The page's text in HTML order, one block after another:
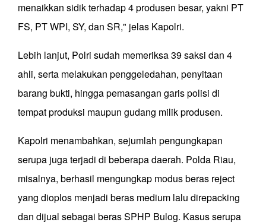
menaikkan sidik terhadap 4 produsen besar, yakni PT
FS, PT WPI, SY, dan SR," jelas Kapolri.
Lebih lanjut, Polri sudah memeriksa 39 saksi dan 4
ahli, serta melakukan penggeledahan, penyitaan
barang bukti, hingga pemasangan garis polisi di
tempat produksi maupun gudang milik produsen.
Kapolri menambahkan, sejumlah pengungkapan
serupa juga terjadi di beberapa daerah. Polda Riau,
misalnya, berhasil mengungkap modus beras reject
yang dioplos menjadi beras medium lalu direpacking
dan dijual sebagai beras SPHP Bulog. Kasus serupa